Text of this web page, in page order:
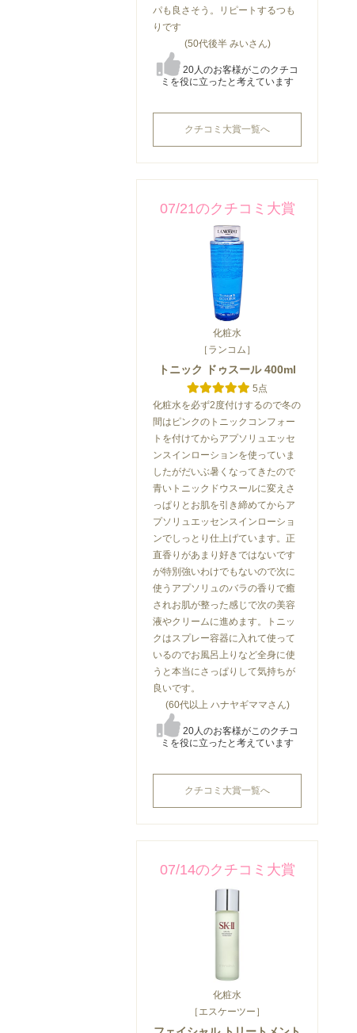
パも良さそう。リピートするつも
りです
(50代後半 みいさん)
20人のお客様がこのクチコ
ミを役に立ったと考えています
クチコミ大賞一覧へ
07/21のクチコミ大賞
化粧水
［ランコム］
トニック ドゥスール 400ml
5点
化粧水を必ず2度付けするので冬の
間はピンクのトニックコンフォー
トを付けてからアプソリュエッセ
ンスインローションを使っていま
したがだいぶ暑くなってきたので
青いトニックドウスールに変えさ
っぱりとお肌を引き締めてからア
プソリュエッセンスインローショ
ンでしっとり仕上げています。正
直香りがあまり好きではないです
が特別強いわけでもないので次に
使うアプソリュのバラの香りで癒
されお肌が整った感じで次の美容
液やクリームに進めます。トニッ
クはスプレー容器に入れて使って
いるのでお風呂上りなど全身に使
うと本当にさっぱりして気持ちが
良いです。
(60代以上 ハナヤギママさん)
20人のお客様がこのクチコ
ミを役に立ったと考えています
クチコミ大賞一覧へ
07/14のクチコミ大賞
化粧水
［エスケーツー］